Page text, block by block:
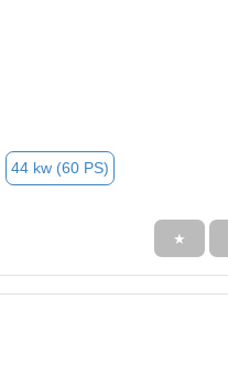
44 kw (60 PS)
★